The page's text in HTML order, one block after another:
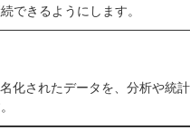
２才未満までのお子
できるようにします。
化されたデータを、分析や統